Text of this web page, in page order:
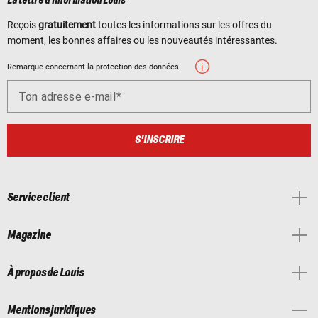
Reçoisgratuitementtoutes les informations sur les offres du
moment, les bonnes affaires ou les nouveautés intéressantes.
Remarque concernant la protection des données
Ton adresse e-mail
S'INSCRIRE
Service client
Magazine
À propos de Louis
Mentions juridiques